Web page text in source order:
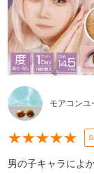
モアコンユ
★★★★★
男の子キャラによ